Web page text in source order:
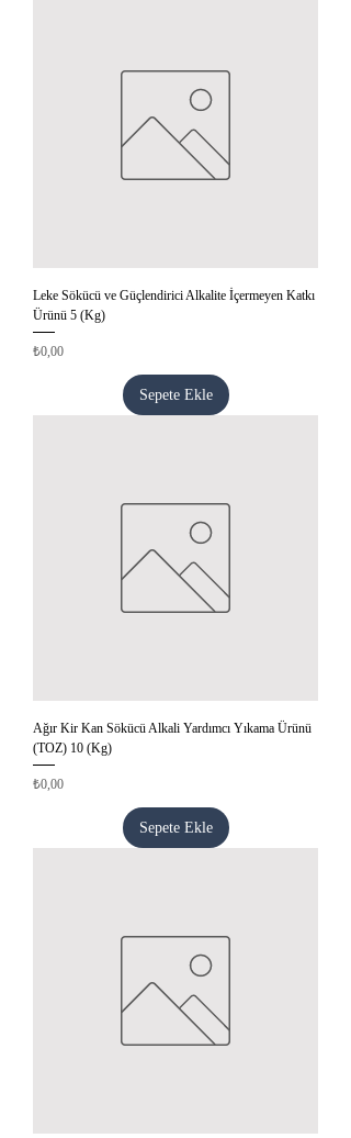
Leke Sökücü ve Güçlendirici Alkalite İçermeyen Katkı
Ürünü 5 (Kg)
Fiyat
₺0,00
Sepete Ekle
Ağır Kir Kan Sökücü Alkali Yardımcı Yıkama Ürünü
(TOZ) 10 (Kg)
Fiyat
₺0,00
Sepete Ekle